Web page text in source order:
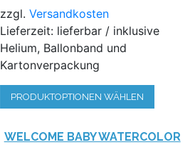
zzgl.Versandkosten
Lieferzeit: lieferbar / inklusive
Helium, Ballonband und
Kartonverpackung
PRODUKTOPTIONEN WÄHLEN
WELCOME BABY WATERCOLOR